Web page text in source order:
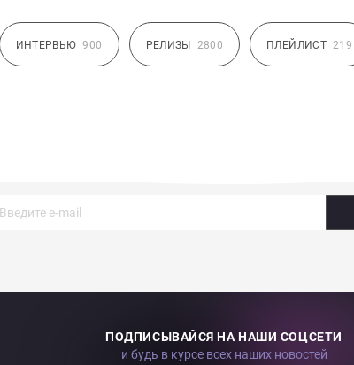
ИНТЕРВЬЮ 900 РЕЛИЗЫ 2800 ПЛЕЙЛИСТ 219
ПОДПИСЫВАЙСЯ НА НАШИ СОЦСЕТИ
и будь в курсе всех наших новостей